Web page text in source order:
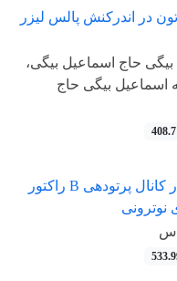
در اندرکنش پالس لیزر
حاج اسماعیل بیگی،
اسماعیل بیگی حاج
اندازه‌گیری شار نوترون حرارتی در کانال پرتودهی B راکتور
نوترونی